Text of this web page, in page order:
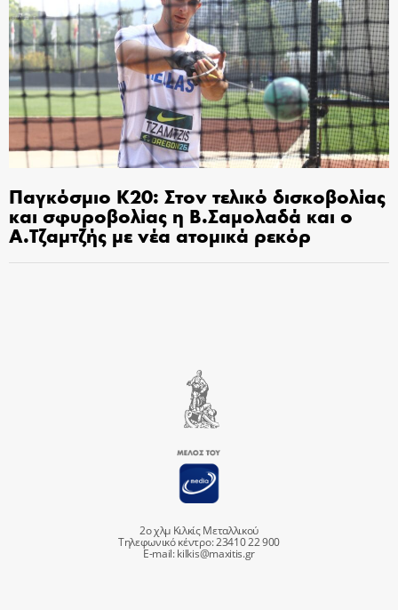
Παγκόσμιο Κ20: Στον τελικό δισκοβολίας
και σφυροβολίας η Β.Σαμολαδά και ο
Α.Τζαμτζής με νέα ατομικά ρεκόρ
2ο χλμ Κιλκίς Μεταλλικού
Τηλεφωνικό κέντρο: 23410 22 900
E-mail:kilkis@maxitis.gr